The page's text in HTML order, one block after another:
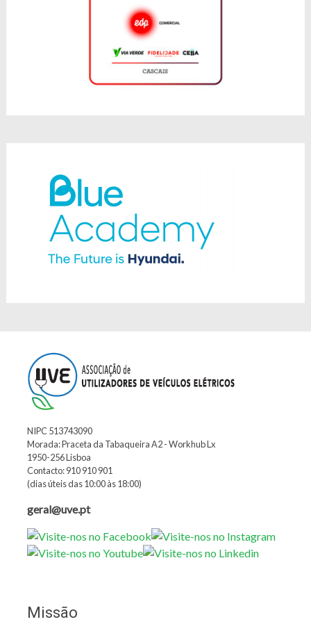
NIPC 513743090
Morada: Praceta da Tabaqueira A2 - Workhub Lx
1950-256 Lisboa
Contacto: 910 910 901
(dias úteis das 10:00 às 18:00)
geral@uve.pt
Missão